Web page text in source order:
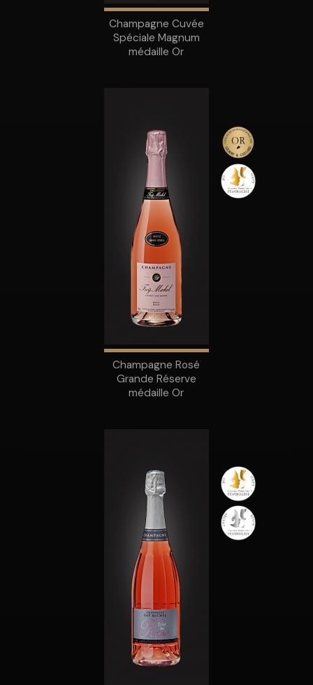
Champagne Cuvée
Spéciale Magnum
médaille Or
Champagne Rosé
Grande Réserve
médaille Or